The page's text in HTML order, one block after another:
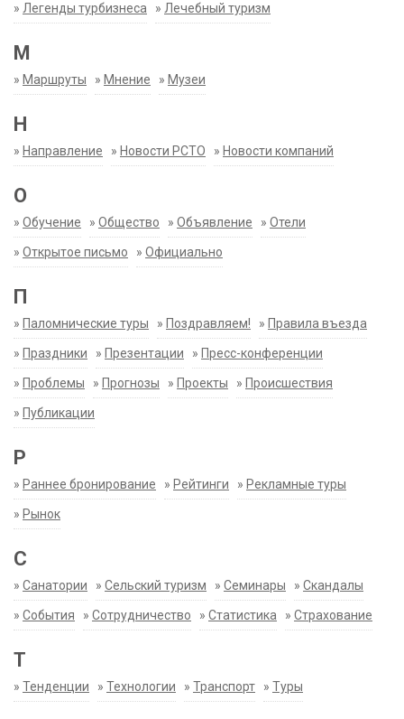
» Легенды турбизнеса » Лечебный туризм
М
» Маршруты » Мнение » Музеи
Н
» Направление » Новости РСТО » Новости компаний
О
» Обучение » Общество » Объявление » Отели
» Открытое письмо » Официально
П
» Паломнические туры » Поздравляем! » Правила въезда
» Праздники » Презентации » Пресс-конференции
» Проблемы » Прогнозы » Проекты » Происшествия
» Публикации
Р
» Раннее бронирование » Рейтинги » Рекламные туры
» Рынок
С
» Санатории » Сельский туризм » Семинары » Скандалы
» События » Сотрудничество » Статистика » Страхование
Т
» Тенденции » Технологии » Транспорт » Туры